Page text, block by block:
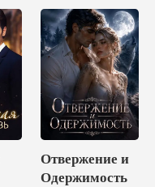
Отвержение и
Одержимость